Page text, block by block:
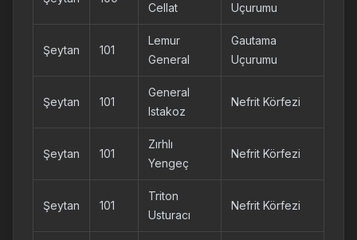
Cellat
Uçurumu
Şeytan 101
Lemur
General
Gautama
Uçurumu
Şeytan 101
General
Istakoz
Nefrit Körfezi
Şeytan 101
Zırhlı
Yengeç
Nefrit Körfezi
Şeytan 101
Triton
Usturacı
Nefrit Körfezi